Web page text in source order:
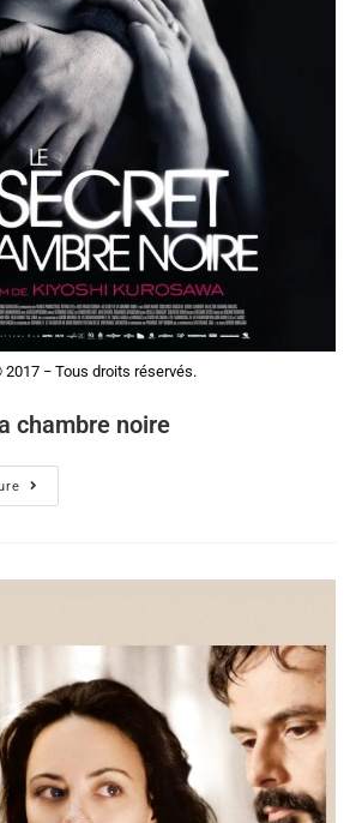
2017 − Tous droits réservés.
chambre noire